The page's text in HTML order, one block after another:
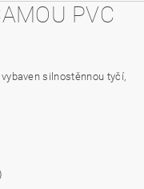
PVC
silnostěnnou tyčí,